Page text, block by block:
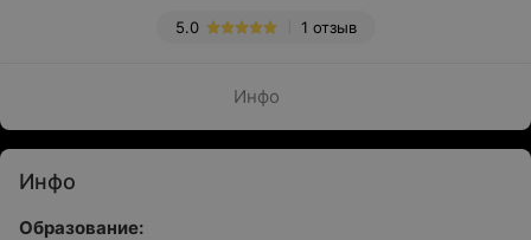
1 отзыв
5.0
Инфо
Инфо
Образование: